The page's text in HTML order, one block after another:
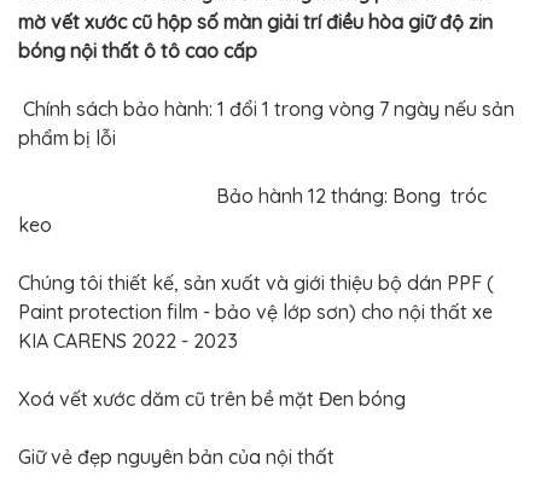
TÔ
PHỤ
XE
CAO
CẤP
ĐẠP
ĐỒ
CÔNG
NGHỆ
KHÁC
mờ vết xước cũ hộp số màn giải trí điều hòa giữ độ zin
bóng nội thất ô tô cao cấp
Chính sách bảo hành: 1 đổi 1 trong vòng 7 ngày nếu sản
phẩm bị lỗi
Bảo hành 12 tháng: Bong tróc
keo
Chúng tôi thiết kế, sản xuất và giới thiệu bộ dán PPF (
Paint protection film - bảo vệ lớp sơn) cho nội thất xe
KIA CARENS 2022 - 2023
Xoá vết xước dăm cũ trên bề mặt Đen bóng
Giữ vẻ đẹp nguyên bản của nội thất